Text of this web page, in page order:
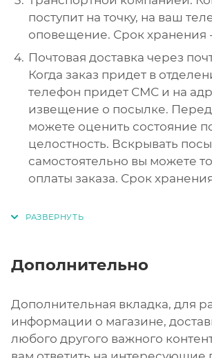
поступит на точку, на ваш
оповещение. Срок хранения
Почтовая доставка через
Когда заказ придет в
телефон придет СМС и на
извещение о посылке.
можете оценить состояние
целостность. Вскрывать
самостоятельно вы можете
оплаты заказа. Срок
Дополнительно
Дополнительная вкладка, для
информации о магазине,
любого другого важного